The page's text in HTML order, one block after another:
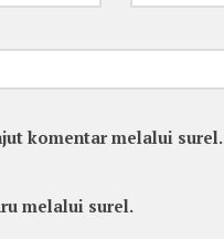
komentar melalui surel.
melalui surel.